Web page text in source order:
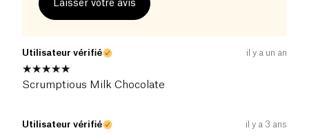
Laisser votre avis
Utilisateur vérifié il y a un an
Scrumptious Milk Chocolate
Utilisateur vérifié il y a 3 ans